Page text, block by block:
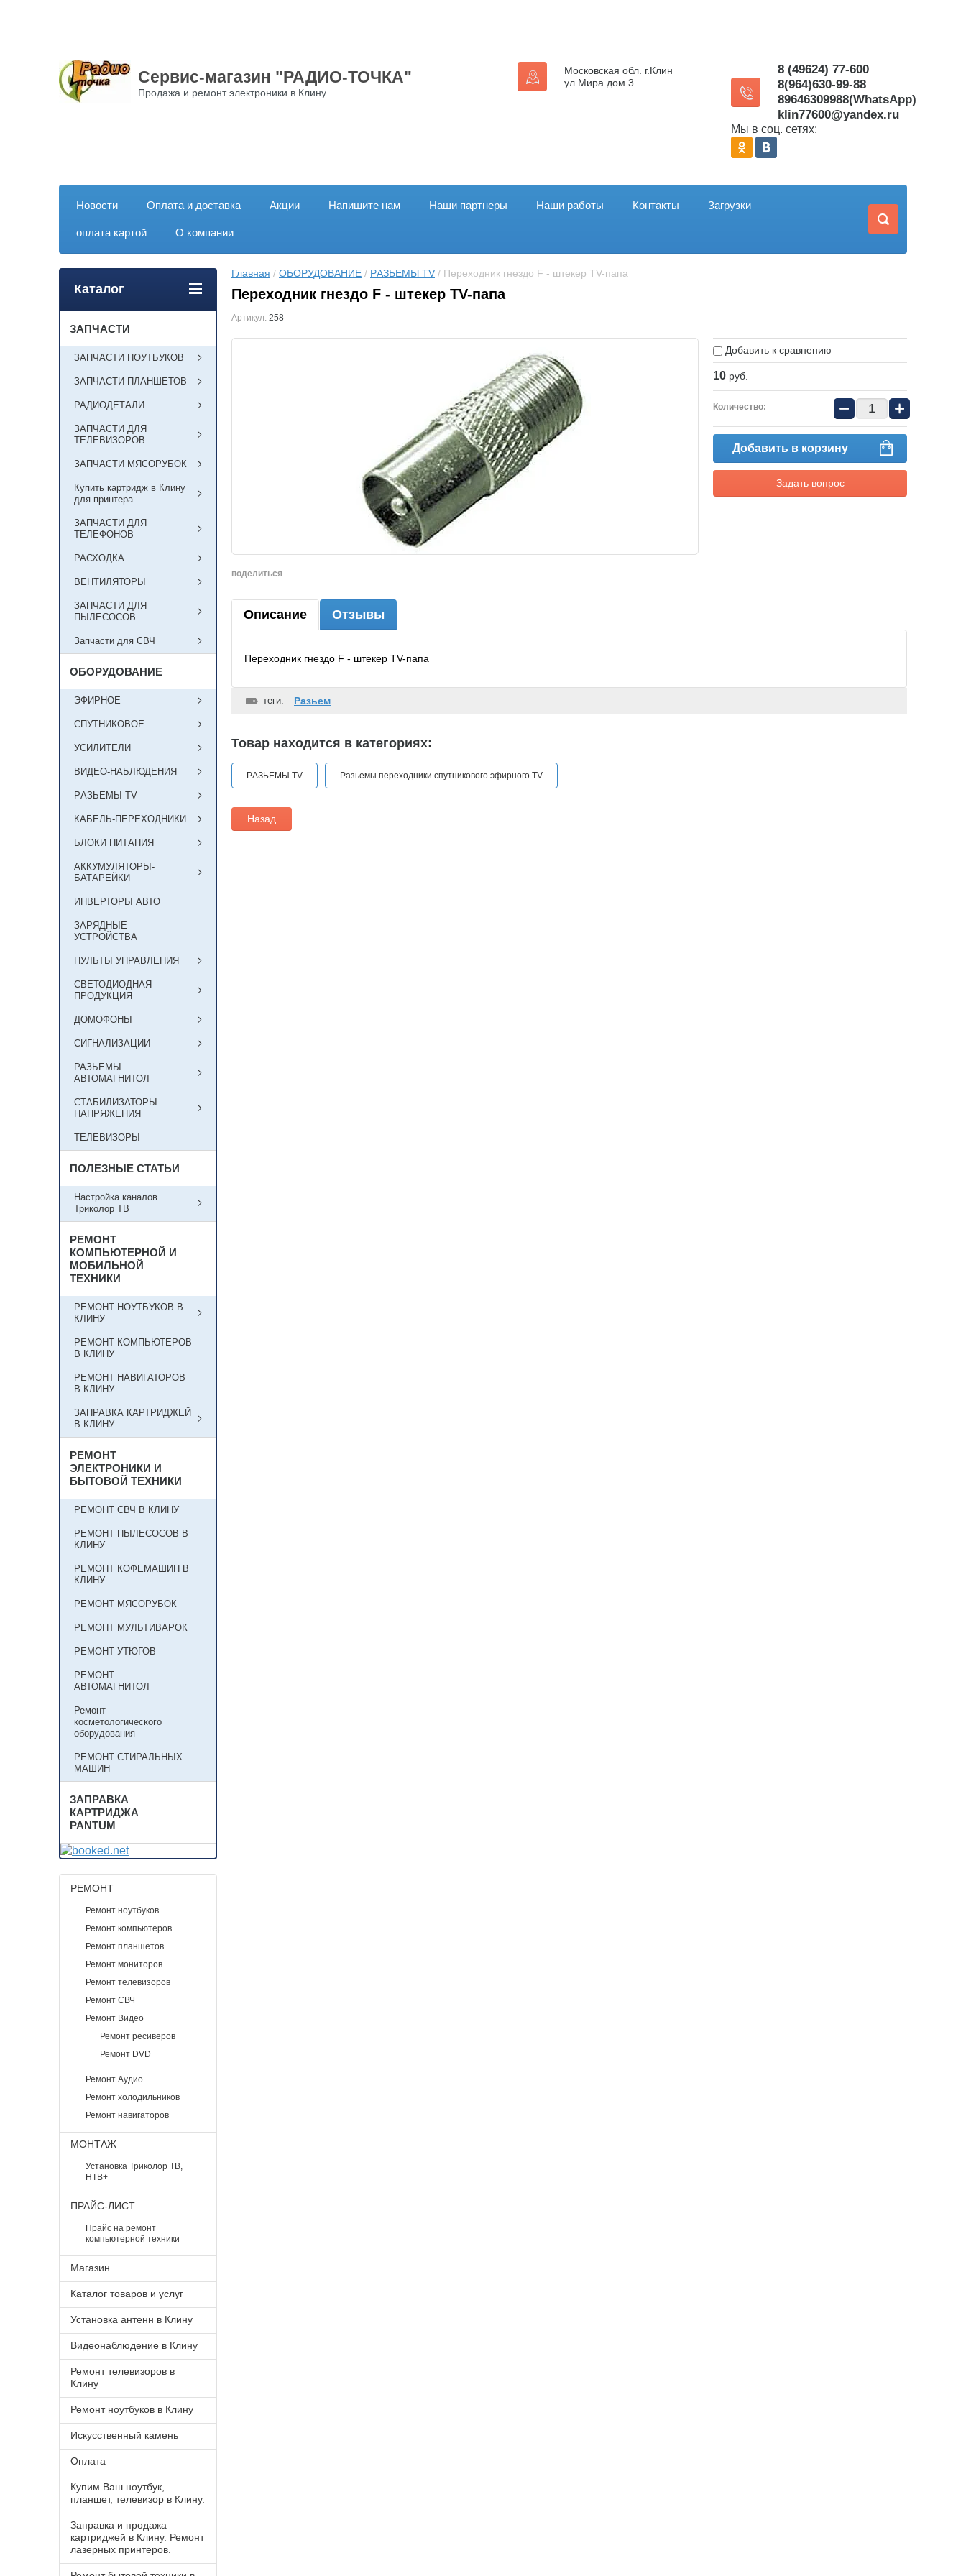
Сервис-магазин "РАДИО-ТОЧКА"
Продажа и ремонт электроники в Клину.
8 (49624) 77-600
8(964)630-99-88
89646309988(WhatsApp)
klin77600@yandex.ru
Мы в соц. сетях:
Московская обл. г.Клин
ул.Мира дом 3
Новости Оплата и доставка Акции Напишите нам Наши партнеры Наши работы Контакты Загрузки
оплата картой О компании
Главная / ОБОРУДОВАНИЕ / РAЗЬЕМЫ TV / Переходник гнездо F - штекер TV-папа
Переходник гнездо F - штекер TV-папа
Артикул: 258
поделиться
Добавить к сравнению
10 руб.
Количество: − +
Добавить в корзину
Задать вопрос
Описание Отзывы
Переходник гнездо F - штекер TV-папа
теги: Разьем
Товар находится в категориях:
РAЗЬЕМЫ TV Разьемы переходники спутникового эфирного TV
Назад
Каталог
ЗАПЧАСТИ
ЗАПЧАСТИ НОУТБУКОВ
ЗАПЧАСТИ ПЛАНШЕТОВ
РАДИОДЕТАЛИ
ЗАПЧАСТИ ДЛЯ
ТЕЛЕВИЗОРОВ
ЗАПЧАСТИ МЯСОРУБОК
Купить картридж в Клину
для принтера
ЗАПЧАСТИ ДЛЯ
ТЕЛЕФОНОВ
РАСХОДКА
ВЕНТИЛЯТОРЫ
ЗАПЧАСТИ ДЛЯ
ПЫЛЕСОСОВ
Запчасти для СВЧ
ОБОРУДОВАНИЕ
ЭФИРНОЕ
СПУТНИКОВОЕ
УСИЛИТЕЛИ
ВИДЕО-НАБЛЮДЕНИЯ
РAЗЬЕМЫ TV
КАБЕЛЬ-ПЕРЕХОДНИКИ
БЛОКИ ПИТАНИЯ
АККУМУЛЯТОРЫ-
БАТАРЕЙКИ
ИНВЕРТОРЫ АВТО
ЗАРЯДНЫЕ
УСТРОЙСТВА
ПУЛЬТЫ УПРАВЛЕНИЯ
СВЕТОДИОДНАЯ
ПРОДУКЦИЯ
ДОМОФОНЫ
СИГНАЛИЗАЦИИ
РАЗЬЕМЫ
АВТОМАГНИТОЛ
СТАБИЛИЗАТОРЫ
НАПРЯЖЕНИЯ
ТЕЛЕВИЗОРЫ
ПОЛЕЗНЫЕ СТАТЬИ
Настройка каналов
Триколор ТВ
РЕМОНТ
КОМПЬЮТЕРНОЙ И
МОБИЛЬНОЙ
ТЕХНИКИ
РЕМОНТ НОУТБУКОВ В
КЛИНУ
РЕМОНТ КОМПЬЮТЕРОВ
В КЛИНУ
РЕМОНТ НАВИГАТОРОВ
В КЛИНУ
ЗАПРАВКА КАРТРИДЖЕЙ
В КЛИНУ
РЕМОНТ
ЭЛЕКТРОНИКИ И
БЫТОВОЙ ТЕХНИКИ
РЕМОНТ СВЧ В КЛИНУ
РЕМОНТ ПЫЛЕСОСОВ В
КЛИНУ
РЕМОНТ КОФЕМАШИН В
КЛИНУ
РЕМОНТ МЯСОРУБОК
РЕМОНТ МУЛЬТИВАРОК
РЕМОНТ УТЮГОВ
РЕМОНТ
АВТОМАГНИТОЛ
Ремонт
косметологического
оборудования
РЕМОНТ СТИРАЛЬНЫХ
МАШИН
ЗАПРАВКА
КАРТРИДЖА
PANTUM
РЕМОНТ
Ремонт ноутбуков
Ремонт компьютеров
Ремонт планшетов
Ремонт мониторов
Ремонт телевизоров
Ремонт СВЧ
Ремонт Видео
Ремонт ресиверов
Ремонт DVD
Ремонт Аудио
Ремонт холодильников
Ремонт навигаторов
МОНТАЖ
Установка Триколор ТВ,
НТВ+
ПРАЙС-ЛИСТ
Прайс на ремонт
компьютерной техники
Магазин
Каталог товаров и услуг
Установка антенн в Клину
Видеонаблюдение в Клину
Ремонт телевизоров в
Клину
Ремонт ноутбуков в Клину
Искусственный камень
Оплата
Купим Ваш ноутбук,
планшет, телевизор в Клину.
Заправка и продажа
картриджей в Клину. Ремонт
лазерных принтеров.